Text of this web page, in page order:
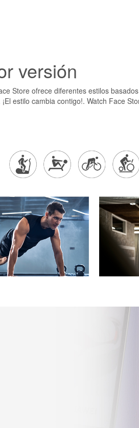
versión
Store ofrece diferentes estilos
estilo cambia contigo!. Watch Face